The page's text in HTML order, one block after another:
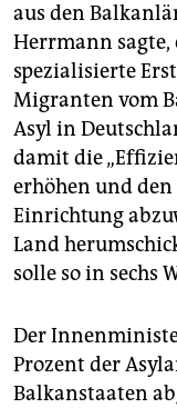
aus den
Herrmann sagte,
spezialisierte
Migranten vom
Asyl in
damit die
erhöhen und den
Einrichtung
Land
solle so in sechs
Der
Prozent der
Balkanstaaten